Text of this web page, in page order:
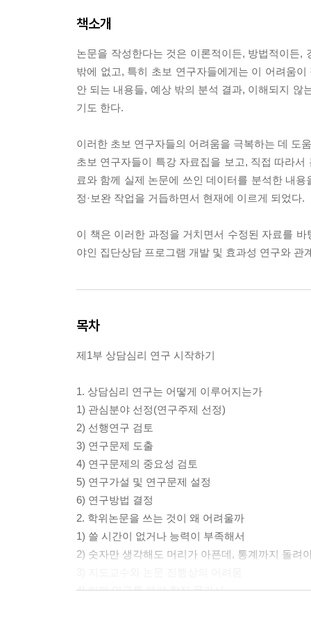
책소개
논문을 작성한다는 것은 이론적이든, 방법적이든
밖에 없고, 특히 초보 연구자들에게는 이 어려움
안 되는 내용들, 예상 밖의 분석 결과, 이해되지 않
기도 한다.
이러한 초보 연구자들의 어려움을 극복하는 데 도
초보 연구자들이 특강 자료집을 보고, 직접 따라
료와 함께 실제 논문에 쓰인 데이터를 분석한 내
정·보완 작업을 거듭하면서 현재에 이르게 되었다.
이 책은 이러한 과정을 거치면서 수정된 자료를
야인 집단상담 프로그램 개발 및 효과성 연구와
목차
제1부 상담심리 연구 시작하기
1. 상담심리 연구는 어떻게 이루어지는가
1) 관심분야 선정(연구주제 선정)
2) 선행연구 검토
3) 연구문제 도출
4) 연구문제의 중요성 검토
5) 연구가설 및 연구문제 설정
6) 연구방법 결정
2. 학위논문을 쓰는 것이 왜 어려울까
1) 쓸 시간이 없거나 능력이 부족해서
2) 숫자만 생각해도 머리가 아픈데, 통계까지 돌려
4) 어떤 연구를 해야 할지 몰라서